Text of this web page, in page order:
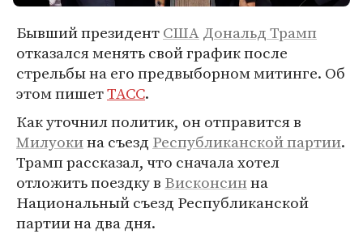
Бывший президентСШАДональд Трамп
отказался менять свой график после
стрельбы на его предвыборном митинге. Об
этом пишетТАСС.
Как уточнил политик, он отправится в
Милуокина съезд Республиканской партии.
Трамп рассказал, что сначала хотел
отложить поездку в Висконсинна
Национальный съезд Республиканской
партии на два дня.